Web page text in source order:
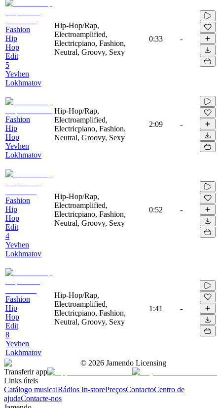
Fashion
Hip
Hop
Edit
5
Yevhen
Lokhmatov
Hip-Hop/Rap,
Electroamplified,
Electricpiano, Fashion,
Neutral, Groovy, Sexy
0:33 -
Fashion
Hip
Hop
Yevhen
Lokhmatov
Hip-Hop/Rap,
Electroamplified,
Electricpiano, Fashion,
Neutral, Groovy, Sexy
2:09 -
Fashion
Hip
Hop
Edit
4
Yevhen
Lokhmatov
Hip-Hop/Rap,
Electroamplified,
Electricpiano, Fashion,
Neutral, Groovy, Sexy
0:52 -
Fashion
Hip
Hop
Edit
8
Yevhen
Lokhmatov
Hip-Hop/Rap,
Electroamplified,
Electricpiano, Fashion,
Neutral, Groovy, Sexy
1:41 -
© 2026 Jamendo Licensing
Transferir app
Links úteis
Catálogo musicalRádios In-storePreçosContactoCentro de
ajudaContacte-nos